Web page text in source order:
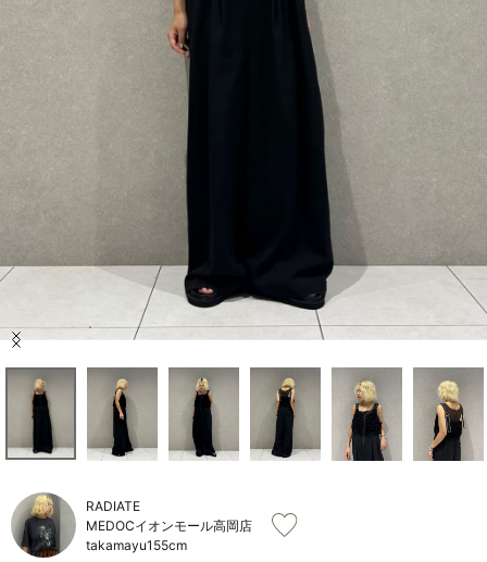
ご利用ガイド/ヘルプ
Item
RADIATE
MEDOCイオンモール高岡店
takamayu155cm